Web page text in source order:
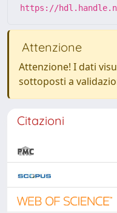
https://
Attenzione
Attenzione! I dati
sottoposti a
Citazioni